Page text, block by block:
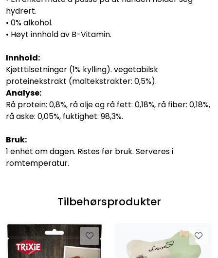
hydrert.
• 0% alkohol.
• Høyt innhold av B-Vitamin.
Innhold:
Kjøtttilsetninger (1% kylling). vegetabilsk
proteinekstrakt (maltekstrakter: 0,5%).
Analyse:
Rå protein: 0,8%, rå olje og rå fett: 0,18%, rå fiber: 0,18%,
rå aske: 0,05%, fuktighet: 98,3%.
Bruk:
1 enhet om dagen. Ristes før bruk. Serveres i
romtemperatur.
Tilbehørsprodukter